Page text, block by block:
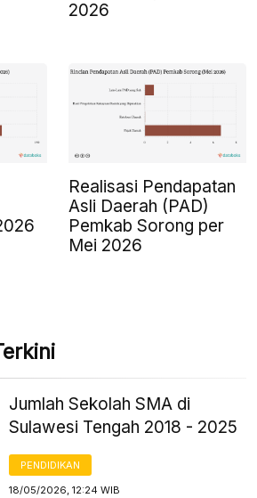
2026
Realisasi Pendapatan
Asli Daerah (PAD)
Pemkab Sorong per
Mei 2026
Jumlah Sekolah SMA di
Sulawesi Tengah 2018 - 2025
PENDIDIKAN
18/05/2026, 12:24 WIB